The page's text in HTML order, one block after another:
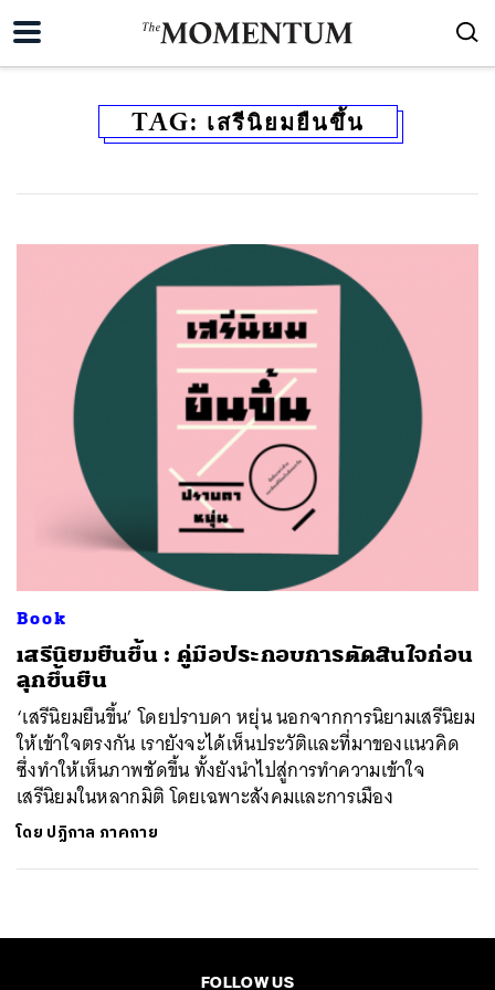
TAG: เสรีนิยมยืนขึ้น
Book
เสรีนิยมยืนขึ้น : คู่มือประกอบการตัดสินใจก่อน
ลุกขึ้นยืน
‘เสรีนิยมยืนขึ้น’ โดยปราบดา หยุ่น นอกจากการนิยามเสรีนิยม
ให้เข้าใจตรงกัน เรายังจะได้เห็นประวัติและที่มาของแนวคิด
ซึ่งทำให้เห็นภาพชัดขึ้น ทั้งยังนำไปสู่การทำความเข้าใจ
เสรีนิยมในหลากมิติ โดยเฉพาะสังคมและการเมือง
โดย ปฏิกาล ภาคกาย
FOLLOW US
TWEET LINE